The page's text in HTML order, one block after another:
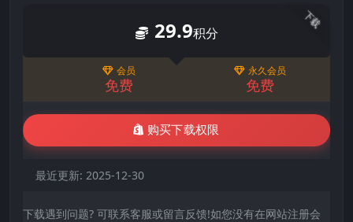
下载
29.9积分
会员
免费
永久会员
免费
购买下载权限
最近更新: 2025-12-30
下载遇到问题? 可联系客服或留言反馈!如您没有在网站注册会